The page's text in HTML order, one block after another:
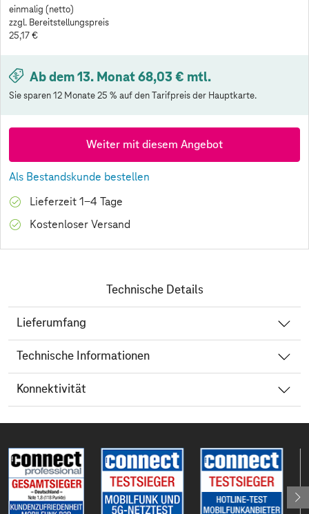
einmalig (netto)
zzgl. Bereitstellungspreis
25,17 €
Ab dem 13. Monat 68,03 € mtl.
Sie sparen 12 Monate 25 % auf den Tarifpreis der Hauptkarte.
Weiter mit diesem Angebot
Als Bestandskunde bestellen
Lieferzeit 1-4 Tage
Kostenloser Versand
Technische Details
Lieferumfang
Technische Informationen
Konnektivität